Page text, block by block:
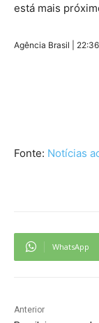
está mais
Agência Brasil |
Fonte: Notícias
WhatsApp
Anterior